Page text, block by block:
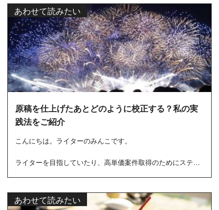
あわせて読みたい
原稿を仕上げたあとどのように校正する？私の実
践法をご紹介
こんにちは。ライターのみんこです。
ライターを目指していたり、高単価案件取得のためにステッ
あわせて読みたい